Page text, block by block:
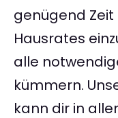
genügend
Hausrates
alle
kümmern.
kann dir in